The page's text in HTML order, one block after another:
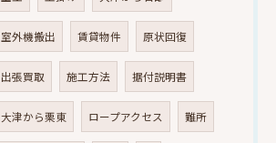
室外機搬出 賃貸物件 原状回復
出張買取 施工方法 据付説明書
大津から栗東 ロープアクセス 難所